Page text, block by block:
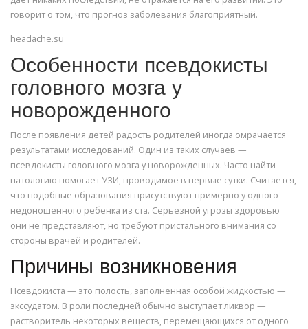
говорит о том, что прогноз заболевания благоприятный.
headache.su
Особенности псевдокисты
головного мозга у
новорожденного
После появления детей радость родителей иногда омрачается
результатами исследований. Один из таких случаев —
псевдокисты головного мозга у новорожденных. Часто найти
патологию помогает УЗИ, проводимое в первые сутки. Считается,
что подобные образования присутствуют примерно у одного
недоношенного ребенка из ста. Серьезной угрозы здоровью
они не представляют, но требуют пристального внимания со
стороны врачей и родителей.
Причины возникновения
Псевдокиста — это полость, заполненная особой жидкостью —
экссудатом. В роли последней обычно выступает ликвор —
растворитель некоторых веществ, перемещающихся от одного